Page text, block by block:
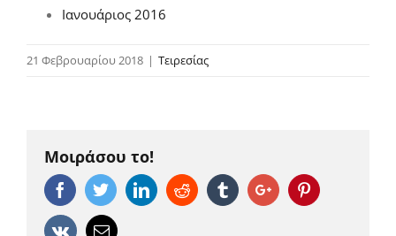
Ιανουάριος 2016
21 Φεβρουαρίου 2018 | Τειρεσίας
Μοιράσου το!
FacebookTwitterLinkedinReddit TumblrGoogle+Pinterest
Vk Email